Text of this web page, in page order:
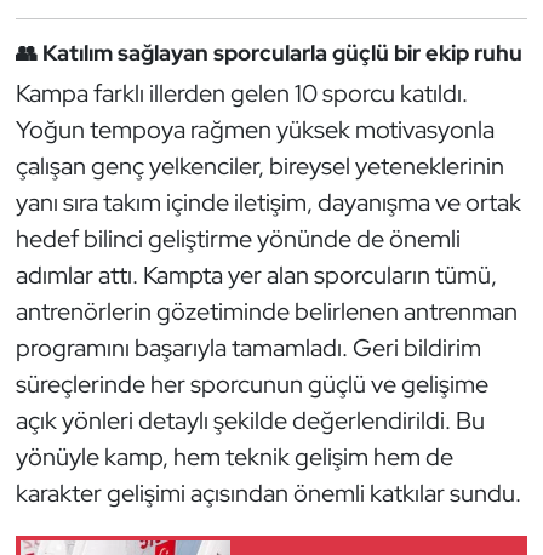
👥 Katılım sağlayan sporcularla güçlü bir ekip ruhu
Kampa farklı illerden gelen 10 sporcu katıldı.
Yoğun tempoya rağmen yüksek motivasyonla
çalışan genç yelkenciler, bireysel yeteneklerinin
yanı sıra takım içinde iletişim, dayanışma ve ortak
hedef bilinci geliştirme yönünde de önemli
adımlar attı. Kampta yer alan sporcuların tümü,
antrenörlerin gözetiminde belirlenen antrenman
programını başarıyla tamamladı. Geri bildirim
süreçlerinde her sporcunun güçlü ve gelişime
açık yönleri detaylı şekilde değerlendirildi. Bu
yönüyle kamp, hem teknik gelişim hem de
karakter gelişimi açısından önemli katkılar sundu.
Kayak
Kick Boks
Kürek
Masa Tenisi
Modern Pentatlon
Motor Sporları